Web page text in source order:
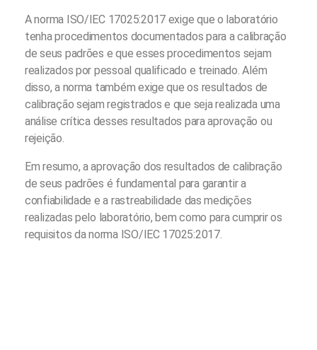
A norma ISO/IEC 17025:2017 exige que o laboratório
tenha procedimentos documentados para a calibração
de seus padrões e que esses procedimentos sejam
realizados por pessoal qualificado e treinado. Além
disso, a norma também exige que os resultados de
calibração sejam registrados e que seja realizada uma
análise crítica desses resultados para aprovação ou
rejeição.
Em resumo, a aprovação dos resultados de calibração
de seus padrões é fundamental para garantir a
confiabilidade e a rastreabilidade das medições
realizadas pelo laboratório, bem como para cumprir os
requisitos da norma ISO/IEC 17025:2017.